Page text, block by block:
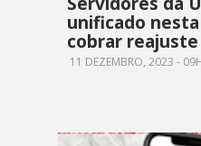
unificado
cobrar
11 DEZEMBRO, 2023 -